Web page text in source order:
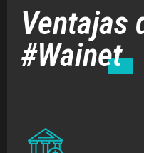
Ventajas
#Wainet